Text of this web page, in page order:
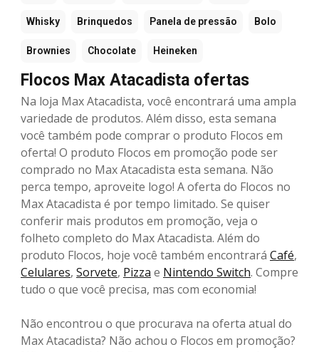
Whisky Brinquedos Panela de pressão Bolo
Brownies Chocolate Heineken
Flocos Max Atacadista ofertas
Na loja Max Atacadista, você encontrará uma ampla
variedade de produtos. Além disso, esta semana
você também pode comprar o produto Flocos em
oferta! O produto Flocos em promoção pode ser
comprado no Max Atacadista esta semana. Não
perca tempo, aproveite logo! A oferta do Flocos no
Max Atacadista é por tempo limitado. Se quiser
conferir mais produtos em promoção, veja o
folheto completo do Max Atacadista. Além do
produto Flocos, hoje você também encontrará Café,
Celulares, Sorvete, Pizza e Nintendo Switch. Compre
tudo o que você precisa, mas com economia!
Não encontrou o que procurava na oferta atual do
Max Atacadista? Não achou o Flocos em promoção?